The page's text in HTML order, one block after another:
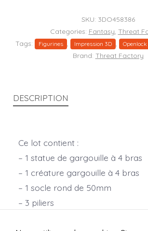
SKU: 3DO458386
Categories: Fantasy, Threat
Tags:
Figurines , Impression 3D , Openlock
Brand: Threat Factory
DESCRIPTION
Ce lot contient :
– 1 statue de gargouille à 4 bras
– 1 créature gargouille à 4 bras
– 1 socle rond de 50mm
– 3 piliers